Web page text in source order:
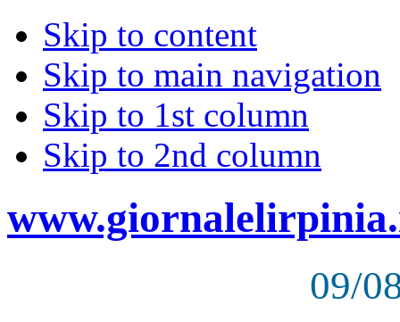
Skip to content
Skip to main navigation
Skip to 1st column
Skip to 2nd column
09/